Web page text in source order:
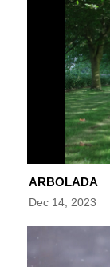
ARBOLADA
Dec 14, 2023